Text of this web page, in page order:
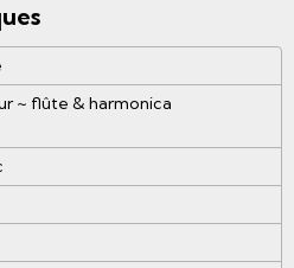
~ flûte & harmonica